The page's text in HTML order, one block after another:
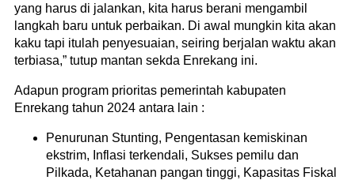
yang harus di jalankan, kita harus berani mengambil
langkah baru untuk perbaikan. Di awal mungkin kita akan
kaku tapi itulah penyesuaian, seiring berjalan waktu akan
terbiasa,” tutup mantan sekda Enrekang ini.
Adapun program prioritas pemerintah kabupaten
Enrekang tahun 2024 antara lain :
Penurunan Stunting, Pengentasan kemiskinan
ekstrim, Inflasi terkendali, Sukses pemilu dan
Pilkada, Ketahanan pangan tinggi, Kapasitas Fiskal